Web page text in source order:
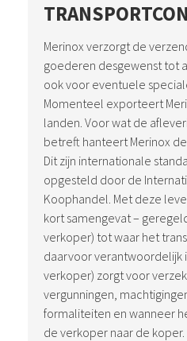
Merinox verzorgt de
goederen desgewenst tot
ook voor eventuele
Momenteel exporteert
landen. Voor wat de
betreft hanteert Merinox de
Dit zijn internationale
opgesteld door de
Koophandel. Met deze
kort samengevat –
verkoper) tot waar het
daarvoor verantwoordelijk
verkoper) zorgt voor
vergunningen,
formaliteiten en wanneer
de verkoper naar de koper.